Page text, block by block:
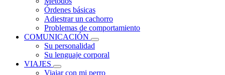
Órdenes básicas
Adiestrar un cachorro
Problemas de comportamiento
COMUNICACIÓN
Su personalidad
Su lenguaje corporal
VIAJES
Viajar con mi perro